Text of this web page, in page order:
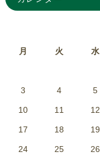
月
火 水
3 4 5
10 11 12
17 18 19
24 25 26